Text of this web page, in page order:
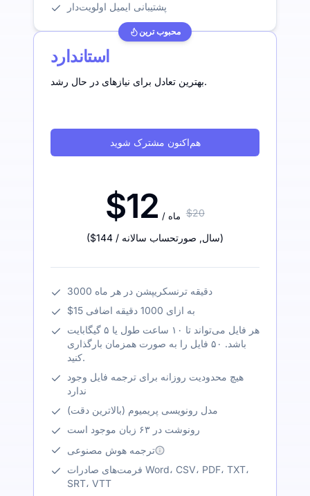
پشتیبانی ایمیل اولویت‌دار
محبوب ترین
استاندارد
بهترین تعادل برای نیازهای در حال رشد.
هم‌اکنون مشترک شوید
$12 / ماه $20
($144 / سال, صورتحساب سالانه )
3000 دقیقه ترنسکریپشن در هر ماه
$15 به ازای 1000 دقیقه اضافی
هر فایل می‌تواند تا ۱۰ ساعت طول یا ۵ گیگابایت
باشد. ۵۰ فایل را به صورت همزمان بارگذاری
کنید.
هیچ محدودیت روزانه برای ترجمه فایل وجود
ندارد
مدل رونویسی پریمیوم (بالاترین دقت)
رونوشت در ۶۳ زبان موجود است
ترجمه هوش مصنوعی
فرمت‌های صادرات Word، CSV، PDF، TXT،
SRT، VTT